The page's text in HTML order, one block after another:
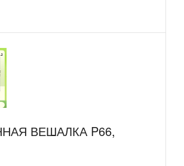
ВЕШАЛКА P66,